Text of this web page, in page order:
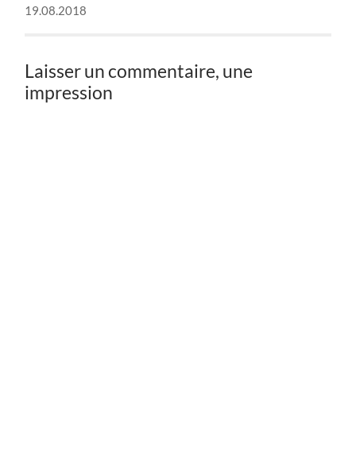
19.08.2018
Laisser un commentaire, une
impression